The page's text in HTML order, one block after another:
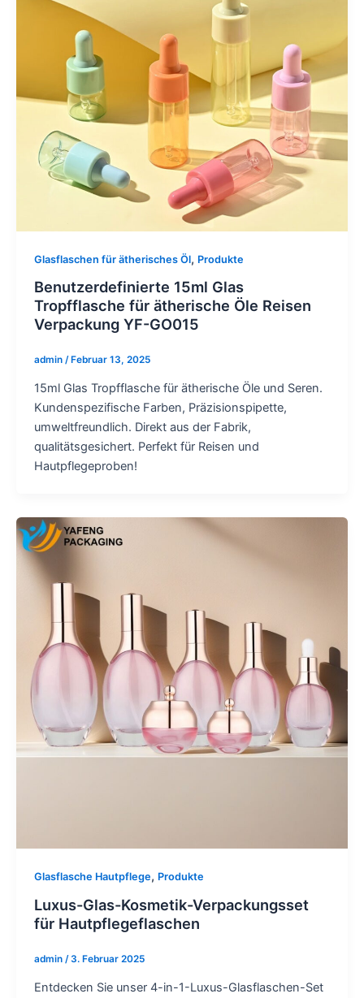
Glasflaschen für ätherisches Öl, Produkte
Benutzerdefinierte 15ml Glas
Tropfflasche für ätherische Öle Reisen
Verpackung YF-GO015
admin / Februar 13, 2025
15ml Glas Tropfflasche für ätherische Öle und Seren.
Kundenspezifische Farben, Präzisionspipette,
umweltfreundlich. Direkt aus der Fabrik,
qualitätsgesichert. Perfekt für Reisen und
Hautpflegeproben!
Glasflasche Hautpflege, Produkte
Luxus-Glas-Kosmetik-Verpackungsset
für Hautpflegeflaschen
admin /3. Februar 2025
Entdecken Sie unser 4-in-1-Luxus-Glasflaschen-Set